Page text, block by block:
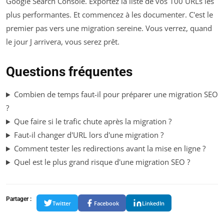
plus performantes. Et commencez à les documenter. C'est le
premier pas vers une migration sereine. Vous verrez, quand
le jour J arrivera, vous serez prêt.
Questions fréquentes
Combien de temps faut-il pour préparer une migration SEO
?
Que faire si le trafic chute après la migration ?
Faut-il changer d'URL lors d'une migration ?
Comment tester les redirections avant la mise en ligne ?
Quel est le plus grand risque d'une migration SEO ?
Partager :
Twitter Facebook LinkedIn